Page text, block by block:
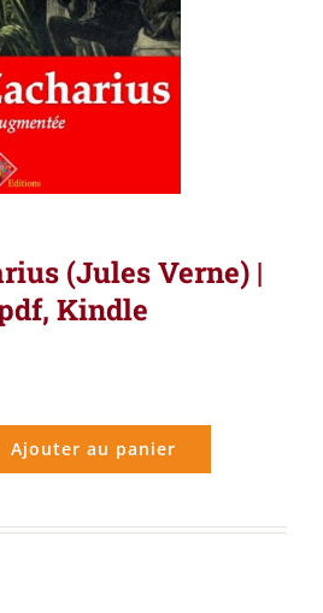
(Jules Verne) |
Kindle
Ajouter au panier